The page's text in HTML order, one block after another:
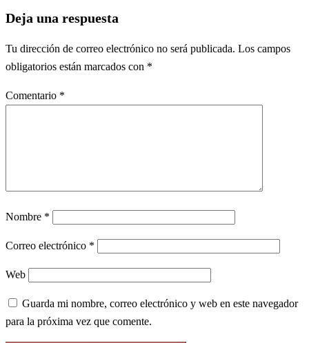
Deja una respuesta
Tu dirección de correo electrónico no será publicada. Los campos
obligatorios están marcados con *
Comentario *
Nombre *
Correo electrónico *
Web
Guarda mi nombre, correo electrónico y web en este navegador
para la próxima vez que comente.